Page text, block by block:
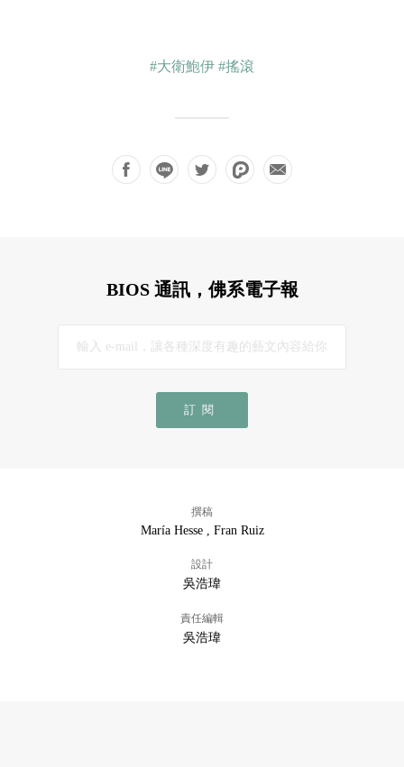
#大衛鮑伊 #搖滾
BIOS 通訊，佛系電子報
訂閱
撰稿
María Hesse , Fran Ruiz
設計
吳浩瑋
責任編輯
吳浩瑋